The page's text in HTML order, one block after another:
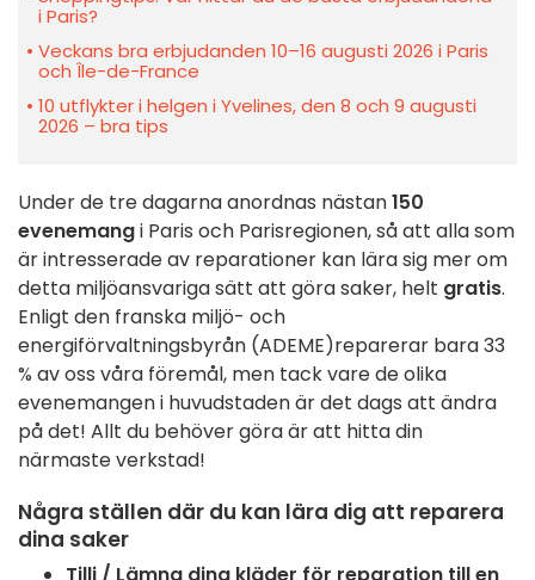
i Paris?
Veckans bra erbjudanden 10–16 augusti 2026 i Paris
och Île-de-France
10 utflykter i helgen i Yvelines, den 8 och 9 augusti
2026 – bra tips
Under de tre dagarna anordnas nästan150
evenemangi Paris och Parisregionen, så att alla som
är intresserade av reparationer kan lära sig mer om
detta miljöansvariga sätt att göra saker, helt gratis.
Enligt den franska miljö- och
energiförvaltningsbyrån (ADEME)reparerar bara 33
% av oss våra föremål, men tack vare de olika
evenemangen i huvudstaden är det dags att ändra
på det! Allt du behöver göra är att hitta din
närmaste verkstad!
Några ställen där du kan lära dig att reparera
dina saker